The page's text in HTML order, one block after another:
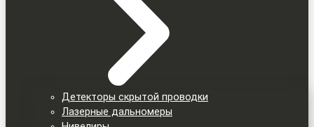
Детекторы скрытой проводки
Лазерные дальномеры